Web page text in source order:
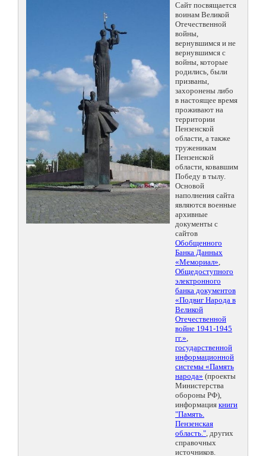
Сайт посвящается
воинам Великой
Отечественной
войны,
вернувшимся и не
вернувшимся с
войны, которые
родились, были
призваны,
захоронены либо
в настоящее время
проживают на
территории
Пензенской
области, а также
труженикам
Пензенской
области, ковавшим
Победу в тылу.
Основой
наполнения сайта
являются военные
архивные
документы с
сайтов
Обобщенного
Банка Данных
«Мемориал»,
Общедоступного
электронного
банка документов
«Подвиг Народа в
Великой
Отечественной
войне 1941-1945
гг.»,
государственной
информационной
системы «Память
народа» (проекты
Министерства
обороны РФ),
информация книги
"Память.
Пензенская
область.", других
справочных
источников.